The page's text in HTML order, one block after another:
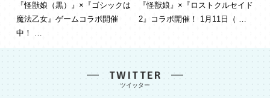
『怪獣娘（黒）』×『ゴシックは
魔法乙女』ゲームコラボ開催
中！ …
『怪獣娘』×『ロストクルセイド
2』コラボ開催！ 1月11日（ …
TWITTER